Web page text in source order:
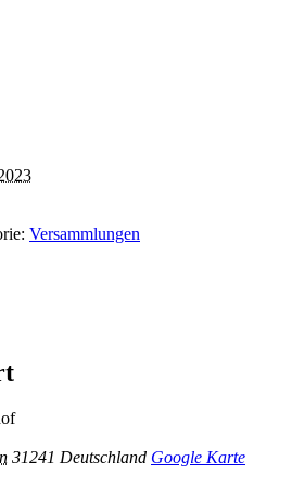
Versammlungen
31241 Deutschland Google Karte